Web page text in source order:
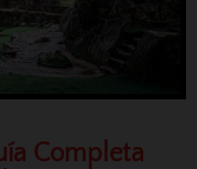
Completa